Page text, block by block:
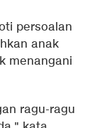
persoalan
anak
menangani
ragu-ragu